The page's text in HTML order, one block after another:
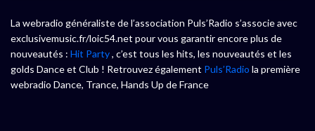
La webradio généraliste de l’association Puls’Radio s’associe avec
exclusivemusic.fr/loic54.net pour vous garantir encore plus de
nouveautés : Hit Party, c’est tous les hits, les nouveautés et les
golds Dance et Club ! Retrouvez également Puls’Radio la première
webradio Dance, Trance, Hands Up de France